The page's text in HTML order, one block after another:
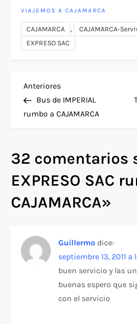
VIAJEMOS A CAJAMARCA
CAJAMARCA , CAJAMARCA-
EXPRESO SAC
N
a
e
g
a
i
Entrada
anterior
Anteriores
Bus de IMPERIAL
rumbo a CAJAMARCA
32 comentarios
EXPRESO SAC
CAJAMARCA»
Guillermo dice:
septiembre 13, 2011
buen servicio y las
buenas espero que
con el servicio